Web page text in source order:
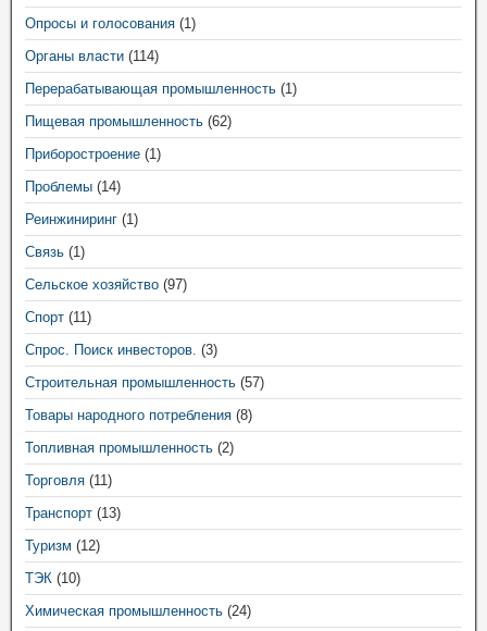
Опросы и голосования (1)
Органы власти (114)
Перерабатывающая промышленность (1)
Пищевая промышленность (62)
Приборостроение (1)
Проблемы (14)
Реинжиниринг (1)
Связь (1)
Сельское хозяйство (97)
Спорт (11)
Спрос. Поиск инвесторов. (3)
Строительная промышленность (57)
Товары народного потребления (8)
Топливная промышленность (2)
Торговля (11)
Транспорт (13)
Туризм (12)
ТЭК (10)
Химическая промышленность (24)